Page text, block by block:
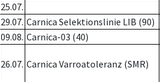
25.07.
29.07. Carnica Selektionslinie LIB (90)
09.08. Carnica-03 (40)
26.07. Carnica Varroatoleranz (SMR)